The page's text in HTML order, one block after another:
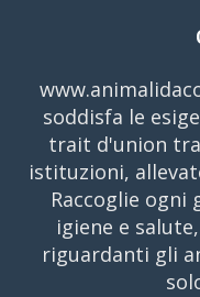
soddisfa le
trait d'union
istituzioni,
Raccoglie
igiene e
riguardanti gli